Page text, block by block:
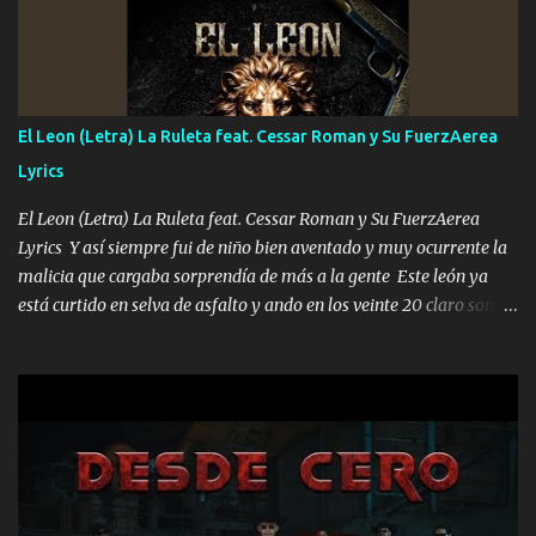
que estar alegres doy las instrucciones para atender los deberes
Música Si es que salta algún problema de confianza tengo gente
ahí está el Hombre Cuarenta y también Pariente 7 arreglan
cualquier problema no más es cuestión que ordené NOS HACE
FALTA UN HERMANO DE CLAVE ERA EL 24 SIEMPRE FUE UN
HOMBRE VALIENTE POR ALGO M'URIÓ PELEAND0 SIEMPRE
VIO POR LA FAMILIA PARA QUE SIGA EL LEGADO Es el DOS de
los HERMANOS un cerebro inteligente y com...
El Leon (Letra) La Ruleta feat. Cessar Roman y Su FuerzAerea
Lyrics
El Leon (Letra) La Ruleta feat. Cessar Roman y Su FuerzAerea
Lyrics Y así siempre fui de niño bien aventado y muy ocurrente la
malicia que cargaba sorprendía de más a la gente Este león ya
está curtido en selva de asfalto y ando en los veinte 20 claro son
pa más pues hay charola les voy a dar hasta topar pues no hay de
otra Música Surcando bien mi camino voy por mi línea no veo a
los lados aquel que no corre vuela no se me duerm voy chicoteado
Ya pasé varias hazañas ya tienen rato que me agarran el colmillo